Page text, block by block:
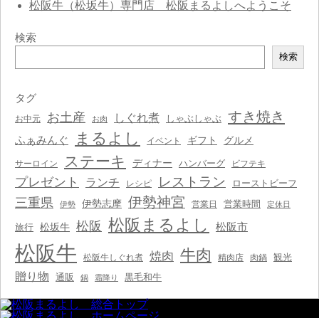
松阪牛（松坂牛）専門店 松阪まるよしへようこそ
検索
索
検索
タグ
お中元 お土産 お肉 しぐれ煮 しゃぶしゃぶ すき焼き
ふぁみんぐ まるよし イベント ギフト グルメ
サーロイン ステーキ ディナー ハンバーグ ビフテキ
プレゼント ランチ レシピ レストラン ローストビーフ
三重県 伊勢 伊勢志摩 伊勢神宮 営業日 営業時間 定休日
旅行 松坂牛 松阪 松阪まるよし 松阪市
松阪牛 松阪牛しぐれ煮 焼肉 牛肉 精肉店 肉鍋 観光
贈り物 通販 鍋 霜降り 黒毛和牛